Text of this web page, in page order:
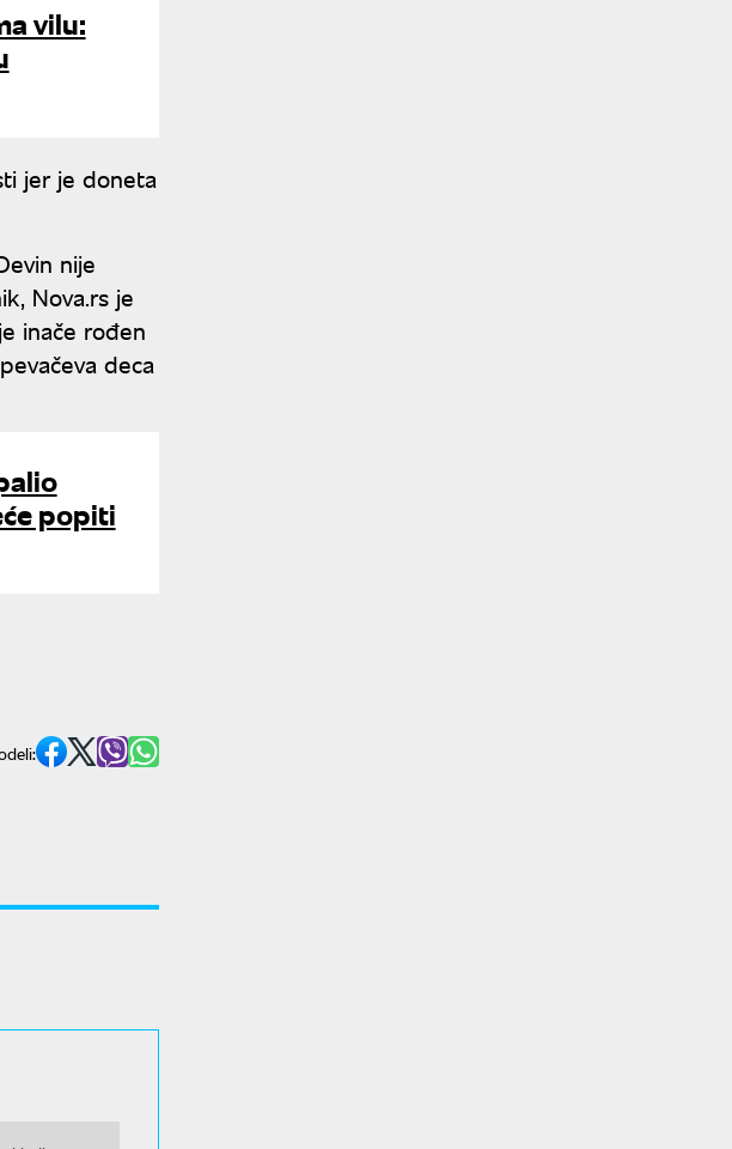
vilu:
jer je doneta
nije
Nova.rs je
inače rođen
deca
popiti